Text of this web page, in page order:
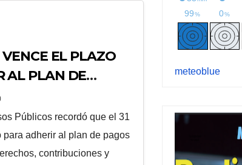
VENCE EL PLAZO
AL PLAN DE
Públicos recordó que el 31
adherir al plan de pagos
contribuciones y
meteoblue